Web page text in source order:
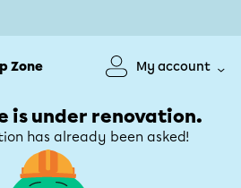
Zone My account
is under renovation.
has already been asked!